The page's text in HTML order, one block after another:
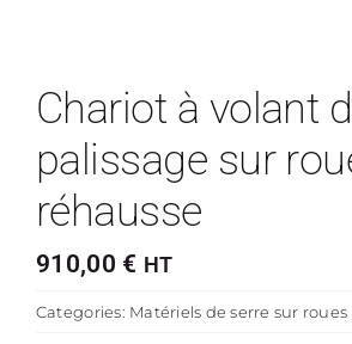
Chariot à volant
palissage sur
réhausse
910,00 € HT
Categories: Matériels de serre sur roues